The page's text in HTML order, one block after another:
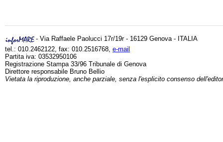
- Via Raffaele Paolucci 17r/19r - 16129 Genova - ITALIA
tel.: 010.2462122, fax: 010.2516768, e-mail
Partita iva: 03532950106
Registrazione Stampa 33/96 Tribunale di Genova
Direttore responsabile Bruno Bellio
Vietata la riproduzione, anche parziale, senza l'esplicito consenso